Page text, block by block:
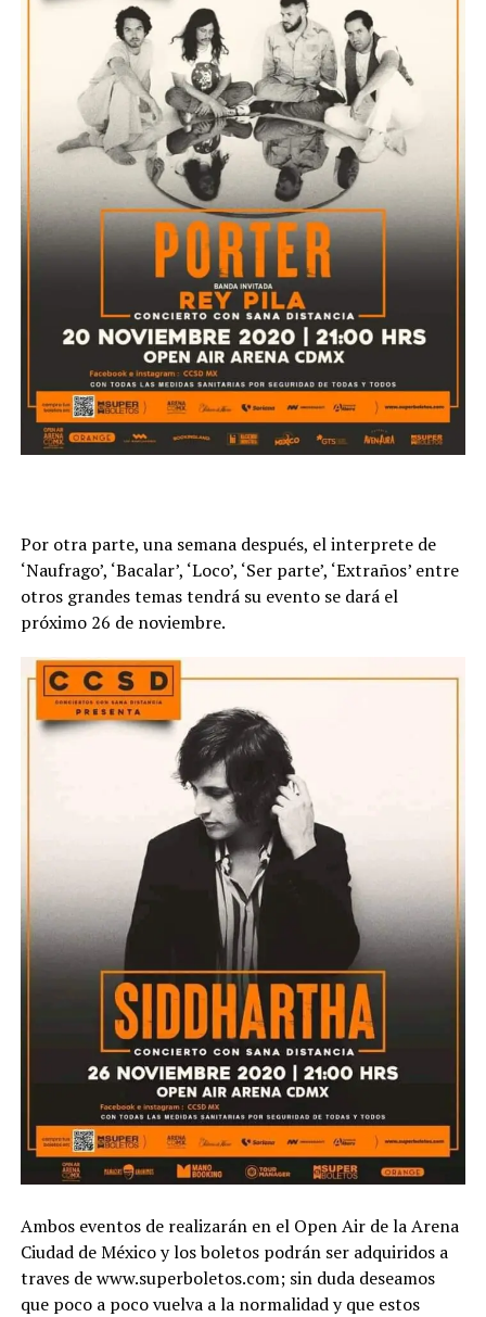
Por otra parte, una semana después, el interprete de
‘Naufrago’, ‘Bacalar’, ‘Loco’, ‘Ser parte’, ‘Extraños’ entre
otros grandes temas tendrá su evento se dará el
próximo 26 de noviembre.
Ambos eventos de realizarán en el Open Air de la Arena
Ciudad de México y los boletos podrán ser adquiridos a
traves de www.superboletos.com; sin duda deseamos
que poco a poco vuelva a la normalidad y que estos